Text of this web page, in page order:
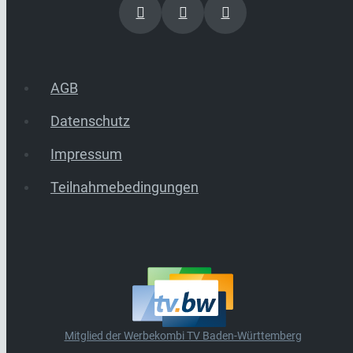
AGB
Datenschutz
Impressum
Teilnahmebedingungen
Mitglied der Werbekombi TV Baden-Württemberg